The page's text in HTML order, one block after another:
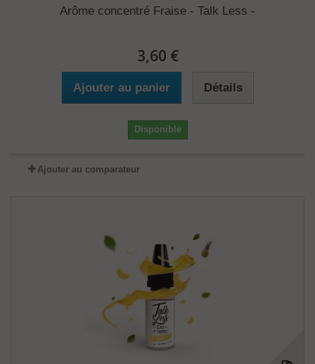
Arôme concentré Fraise - Talk Less -
3,60 €
Ajouter au panier Détails
Disponible
Ajouter au comparateur